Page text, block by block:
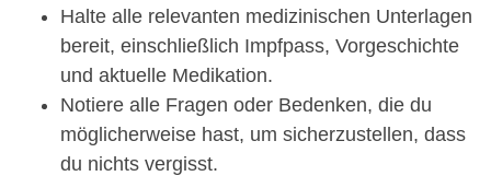
Halte alle relevanten medizinischen Unterlagen
bereit, einschließlich Impfpass, Vorgeschichte
und aktuelle Medikation.
Notiere alle Fragen oder Bedenken, die du
möglicherweise hast, um sicherzustellen, dass
du nichts vergisst.